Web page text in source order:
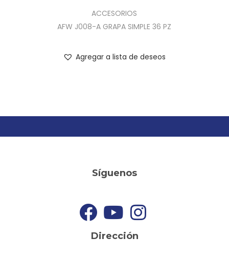
ACCESORIOS
AFW J008-A GRAPA SIMPLE 36 PZ
Agregar a lista de deseos
Síguenos
Dirección